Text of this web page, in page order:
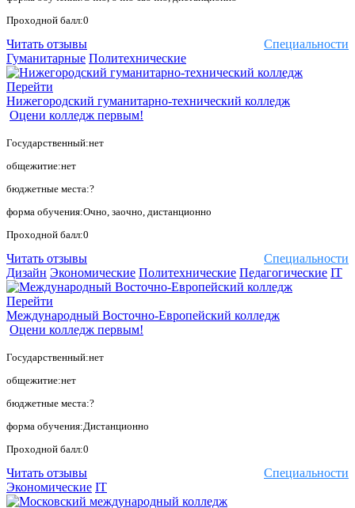
Проходной балл:0
Специальности
Читать отзывы
Гуманитарные Политехнические
Перейти
Нижегородский гуманитарно-технический колледж
Оцени колледж первым!
Государственный:нет
общежитие:нет
бюджетные места:?
форма обучения:Очно, заочно, дистанционно
Проходной балл:0
Специальности
Читать отзывы
Дизайн Экономические Политехнические Педагогические IT
Перейти
Международный Восточно-Европейский колледж
Оцени колледж первым!
Государственный:нет
общежитие:нет
бюджетные места:?
форма обучения:Дистанционно
Проходной балл:0
Специальности
Читать отзывы
Экономические IT